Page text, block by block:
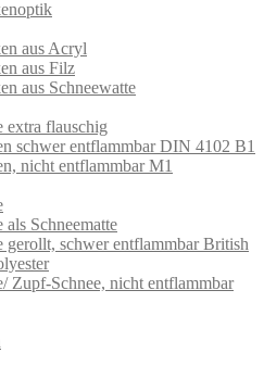
aus Acryl
aus Filz
aus Schneewatte
extra flauschig
schwer entflammbar DIN 4102 B1
nicht entflammbar M1
als Schneematte
gerollt, schwer entflammbar British
Zupf-Schnee, nicht entflammbar